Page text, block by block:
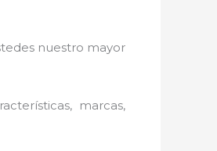
nuestro mayor
marcas,